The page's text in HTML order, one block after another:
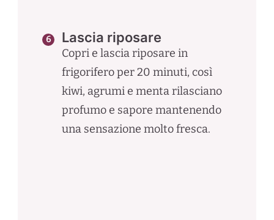
Lascia riposare
Copri e lascia riposare in
frigorifero per 20 minuti, così
kiwi, agrumi e menta rilasciano
profumo e sapore mantenendo
una sensazione molto fresca.